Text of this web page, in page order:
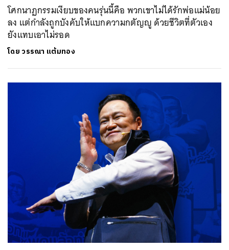
โศกนาฏกรรมเงียบของคนรุ่นนี้คือ พวกเขาไม่ได้รักพ่อแม่น้อย
ลง แต่กำลังถูกบังคับให้แบกความกตัญญู ด้วยชีวิตที่ตัวเอง
ยังแทบเอาไม่รอด
โดยวรรณา แต้มทอง